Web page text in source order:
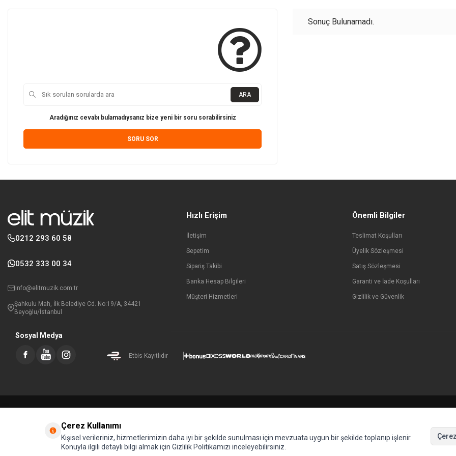
ARA
Aradığınız cevabı bulamadıysanız bize yeni bir soru sorabilirsiniz
SORU SOR
Sonuç Bulunamadı.
Hızlı Erişim
İletişim
Sepetim
Sipariş Takibi
Banka Hesap Bilgileri
Müşteri Hizmetleri
Önemli Bilgiler
Teslimat Koşulları
Üyelik Sözleşmesi
Satış Sözleşmesi
Garanti ve İade Koşulları
Gizlilik ve Güvenlik
0212 293 60 58
0532 333 00 34
info@elitmuzik.com.tr
Şahkulu Mah, İlk Belediye Cd. No:19/A, 34421
Beyoğlu/İstanbul
Sosyal Medya
Etbis Kayıtlıdır
Çerez Kullanımı
Kişisel verileriniz, hizmetlerimizin daha iyi bir şekilde sunulması için mevzuata uygun bir şekilde toplanıp işlenir.
Konuyla ilgili detaylı bilgi almak için Gizlilik Politikamızı inceleyebilirsiniz.